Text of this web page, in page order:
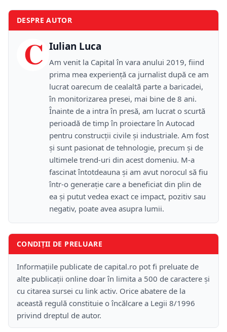
DESPRE AUTOR
C Iulian Luca
Am venit la Capital în vara anului 2019, fiind
prima mea experiență ca jurnalist după ce am
lucrat oarecum de cealaltă parte a baricadei,
în monitorizarea presei, mai bine de 8 ani.
Înainte de a intra în presă, am lucrat o scurtă
perioadă de timp în proiectare în Autocad
pentru construcții civile și industriale. Am fost
și sunt pasionat de tehnologie, precum și de
ultimele trend-uri din acest domeniu. M-a
fascinat întotdeauna și am avut norocul să fiu
într-o generație care a beneficiat din plin de
ea și putut vedea exact ce impact, pozitiv sau
negativ, poate avea asupra lumii.
CONDIȚII DE PRELUARE
Informațiile publicate de capital.ro pot fi preluate de
alte publicații online doar în limita a 500 de caractere și
cu citarea sursei cu link activ. Orice abatere de la
această regulă constituie o încălcare a Legii 8/1996
privind dreptul de autor.